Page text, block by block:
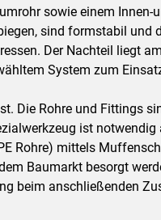
sowie einem Innen-
sind formstabil und
Der Nachteil liegt
System zum
Die Rohre und Fittings
ist notwendig
Rohre) mittels
Baumarkt besorgt
beim anschließenden